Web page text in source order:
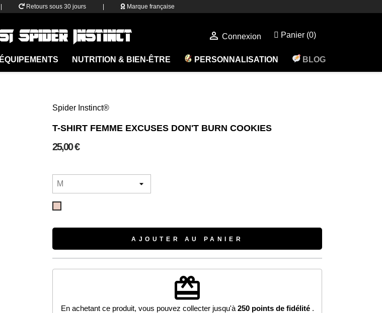
Retours sous 30 jours Marque française
 Connexion Panier (0)
ÉQUIPEMENTS NUTRITION & BIEN-ÊTRE PERSONNALISATION BLOG
Spider Instinct®
T-SHIRT FEMME EXCUSES DON'T BURN COOKIES
25,00 €
AJOUTER AU PANIER
redeem
En achetant ce produit, vous pouvez collecter jusqu'à 250points de fidélité.